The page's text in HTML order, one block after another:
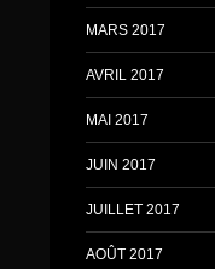
MARS 2017
AVRIL 2017
MAI 2017
JUIN 2017
JUILLET 2017
AOÛT 2017